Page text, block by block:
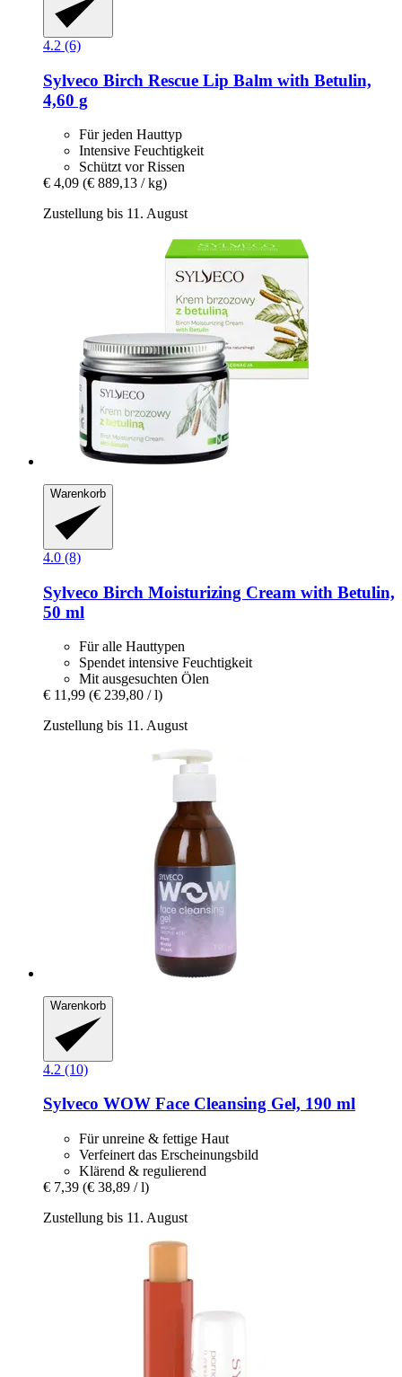
4.2 (6)
Sylveco Birch Rescue Lip Balm with Betulin,
4,60 g
Für jeden Hauttyp
Intensive Feuchtigkeit
Schützt vor Rissen
€ 4,09 (€ 889,13 / kg)
Zustellung bis 11. August
Warenkorb
4.0 (8)
Sylveco Birch Moisturizing Cream with Betulin,
50 ml
Für alle Hauttypen
Spendet intensive Feuchtigkeit
Mit ausgesuchten Ölen
€ 11,99 (€ 239,80 / l)
Zustellung bis 11. August
Warenkorb
4.2 (10)
Sylveco WOW Face Cleansing Gel, 190 ml
Für unreine & fettige Haut
Verfeinert das Erscheinungsbild
Klärend & regulierend
€ 7,39 (€ 38,89 / l)
Zustellung bis 11. August